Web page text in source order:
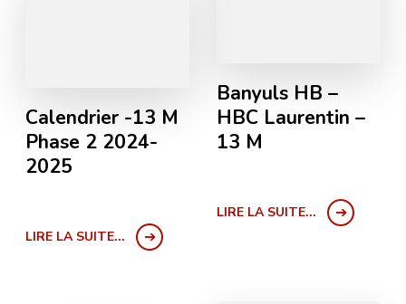
Banyuls HB –
HBC Laurentin –
13 M
LIRE LA SUITE...
Calendrier -13 M
Phase 2 2024-
2025
LIRE LA SUITE...